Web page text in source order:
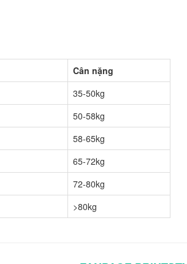
Cân nặng
35-50kg
50-58kg
58-65kg
65-72kg
72-80kg
>80kg